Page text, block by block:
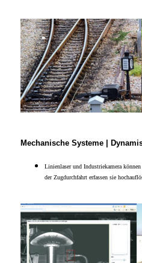
Mechanische Systeme |
Linienlaser und Industriekamera
der Zugdurchfahrt erfassen sie